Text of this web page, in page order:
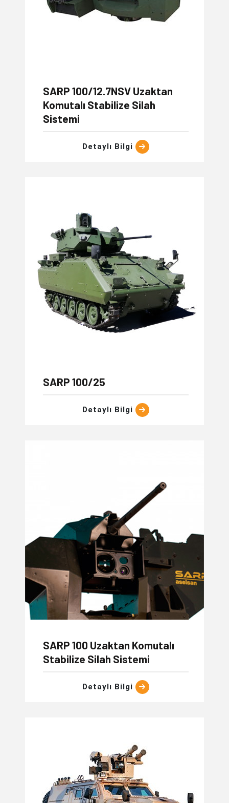
SARP 100/12.7NSV Uzaktan
Komutalı Stabilize Silah
Sistemi
Detaylı Bilgi
SARP 100/25
Detaylı Bilgi
SARP 100 Uzaktan Komutalı
Stabilize Silah Sistemi
Detaylı Bilgi